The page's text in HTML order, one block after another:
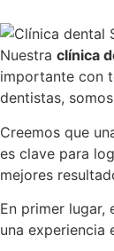
Nuestra clínica
importante con
dentistas,
Creemos que
es clave para
mejores
En primer lugar,
una experiencia